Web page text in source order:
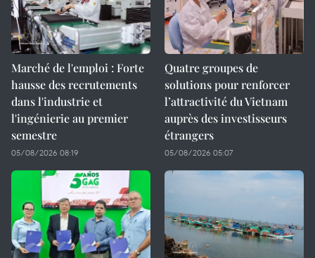
Marché de l'emploi : Forte
hausse des recrutements
dans l'industrie et
l'ingénierie au premier
semestre
05/08/2026 08:19
Quatre groupes de
solutions pour renforcer
l’attractivité du Vietnam
auprès des investisseurs
étrangers
05/08/2026 05:07